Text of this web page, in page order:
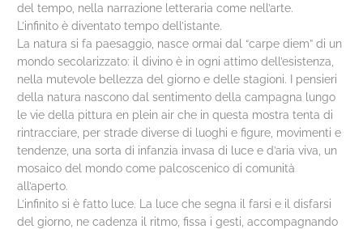
del tempo, nella narrazione letteraria come nell’arte.
L’infinito è diventato tempo dell’istante.
La natura si fa paesaggio, nasce ormai dal “carpe diem” di un
mondo secolarizzato: il divino è in ogni attimo dell’esistenza,
nella mutevole bellezza del giorno e delle stagioni. I pensieri
della natura nascono dal sentimento della campagna lungo
le vie della pittura en plein air che in questa mostra tenta di
rintracciare, per strade diverse di luoghi e figure, movimenti e
tendenze, una sorta di infanzia invasa di luce e d’aria viva, un
mosaico del mondo come palcoscenico di comunità
all’aperto.
L’infinito si è fatto luce. La luce che segna il farsi e il disfarsi
del giorno, ne cadenza il ritmo, fissa i gesti, accompagnando